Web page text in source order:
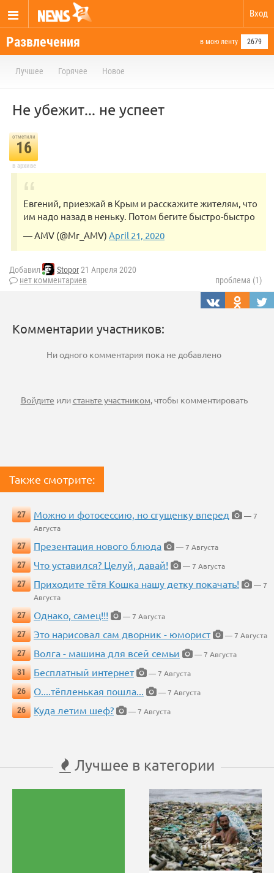
Вход
Развлечения в мою ленту 2679
Лучшее Горячее Новое
Не убежит... не успеет
отметили
16
в архиве
Евгений, приезжай в Крым и расскажите жителям, что
им надо назад в неньку. Потом бегите быстро-быстро
— AMV (@Mr_AMV) April 21, 2020
Добавил Stopor21 Апреля 2020
нет комментариев
проблема (1)
Комментарии участников:
Ни одного комментария пока не добавлено
Войдите илистаньте участником, чтобы комментировать
Также смотрите:
27 Можно и фотосессию, но сгущенку вперед
— 7
Августа
27
Презентация нового блюда
— 7 Августа
27
Что уставился? Целуй, давай!
— 7 Августа
27
Приходите тётя Кошка нашу детку покачать!
— 7
Августа
27
Однако, самец!!!
— 7 Августа
27
Это нарисовал сам дворник - юморист
— 7 Августа
27
Волга - машина для всей семьи
— 7 Августа
31
Бесплатный интернет
— 7 Августа
26
О....тёпленькая пошла...
— 7 Августа
26
Куда летим шеф? — 7 Августа
Лучшее в категории